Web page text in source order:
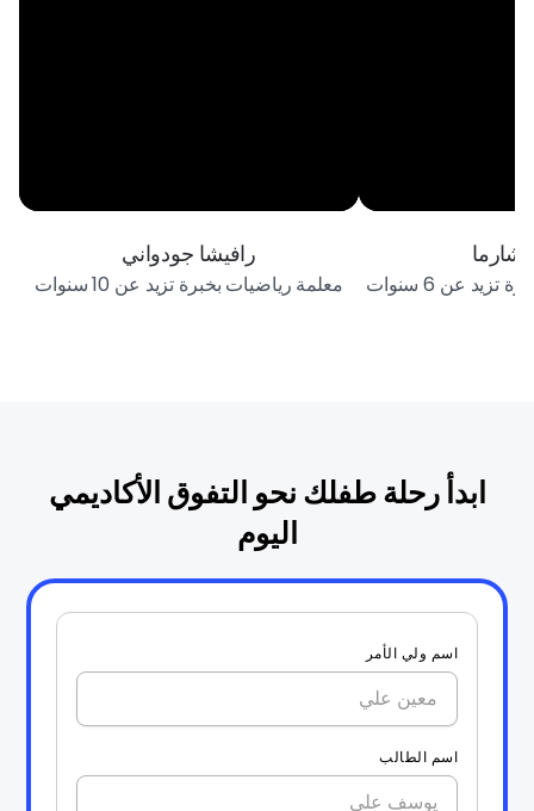
رافيشا جودواني
معلمة رياضيات بخبرة تزيد عن 10 سنوات
شارما
عن 6 سنوات
ابدأ رحلة طفلك نحو التفوق الأكاديمي
اليوم
اسم ولي الأمر
اسم الطالب